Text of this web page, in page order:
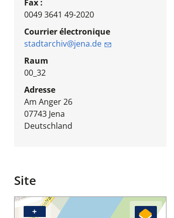
Fax :
0049 3641 49-2020
Courrier électronique
stadtarchiv@jena.de
Raum
00_32
Adresse
Am Anger 26
07743 Jena
Deutschland
Site
+